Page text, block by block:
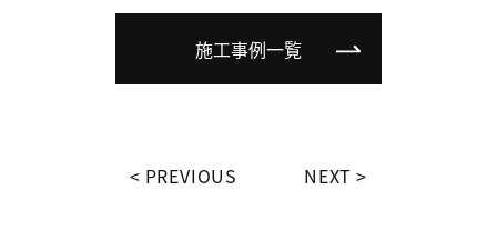
施工事例一覧
PREVIOUS NEXT